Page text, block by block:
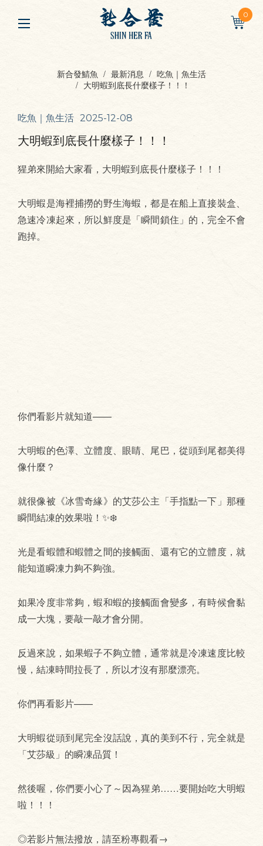
0
新合發鯖魚 最新消息
吃魚｜魚生活
大明蝦到底長什麼樣子！！！
吃魚｜魚生活 2025-12-08
大明蝦到底長什麼樣子！！！
猩弟來開給大家看，大明蝦到底長什麼樣子！！！
大明蝦是海裡捕撈的野生海蝦，都是在船上直接裝盒、
急速冷凍起來，所以鮮度是「瞬間鎖住」的，完全不會
跑掉。
你們看影片就知道——
大明蝦的色澤、立體度、眼睛、尾巴，從頭到尾都美得
像什麼？
就很像被《冰雪奇緣》的艾莎公主「手指點一下」那種
瞬間結凍的效果啦！✨❄️
光是看蝦體和蝦體之間的接觸面、還有它的立體度，就
能知道瞬凍力夠不夠強。
如果冷度非常夠，蝦和蝦的接觸面會變多，有時候會黏
成一大塊，要敲一敲才會分開。
反過來說，如果蝦子不夠立體，通常就是冷凍速度比較
慢，結凍時間拉長了，所以才沒有那麼漂亮。
你們再看影片——
大明蝦從頭到尾完全沒話說，真的美到不行，完全就是
「艾莎級」的瞬凍品質！
然後喔，你們要小心了～因為猩弟……要開始吃大明蝦
啦！！！
◎若影片無法撥放，請至粉專觀看→